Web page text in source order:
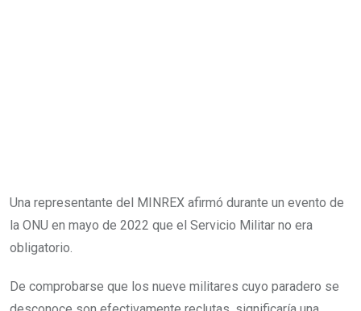
Una representante del MINREX afirmó durante un evento de
la ONU en mayo de 2022 que el Servicio Militar no era
obligatorio.
De comprobarse que los nueve militares cuyo paradero se